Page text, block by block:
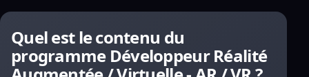
Quel est le contenu du
programme Développeur Réalité